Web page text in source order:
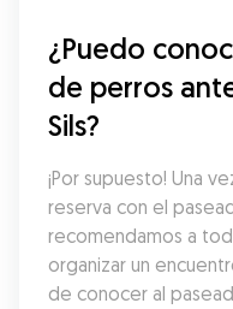
¿Puedo
de perros
Sils?
¡Por supuesto! Una
reserva con el
recomendamos a
organizar un
de conocer al